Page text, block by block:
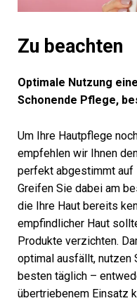
Zu beachten
Optimale Nutzung
Schonende Pflege,
Um Ihre Hautpflege
empfehlen wir Ihnen
perfekt abgestimmt auf
Greifen Sie dabei am
die Ihre Haut bereits
empfindlicher Haut
Produkte verzichten.
optimal ausfällt, nutzen
besten täglich –
übertriebenem Einsatz